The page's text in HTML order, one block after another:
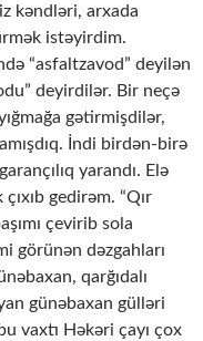
kəndləri, arxada
istəyirdim.
“asfaltzavod” deyilən
deyirdilər. Bir neçə
gətirmişdilər,
İndi birdən-birə
yarandı. Elə
gedirəm. “Qır
çevirib sola
görünən dəzgahları
qarğıdalı
günəbaxan gülləri
vaxtı Həkəri çayı çox